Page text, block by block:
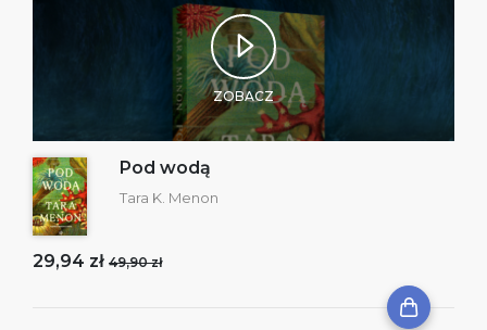
ZOBACZ
Pod wodą
Tara K. Menon
29,94 zł 49,90 zł